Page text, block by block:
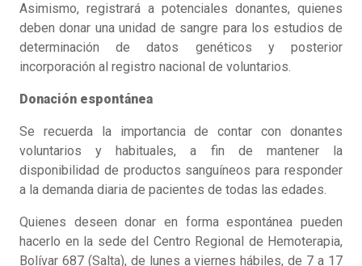
Asimismo, registrará a potenciales donantes, quienes
deben donar una unidad de sangre para los estudios de
determinación de datos genéticos y posterior
incorporación al registro nacional de voluntarios.
Donación espontánea
Se recuerda la importancia de contar con donantes
voluntarios y habituales, a fin de mantener la
disponibilidad de productos sanguíneos para responder
a la demanda diaria de pacientes de todas las edades.
Quienes deseen donar en forma espontánea pueden
hacerlo en la sede del Centro Regional de Hemoterapia,
Bolívar 687 (Salta), de lunes a viernes hábiles, de 7 a 17